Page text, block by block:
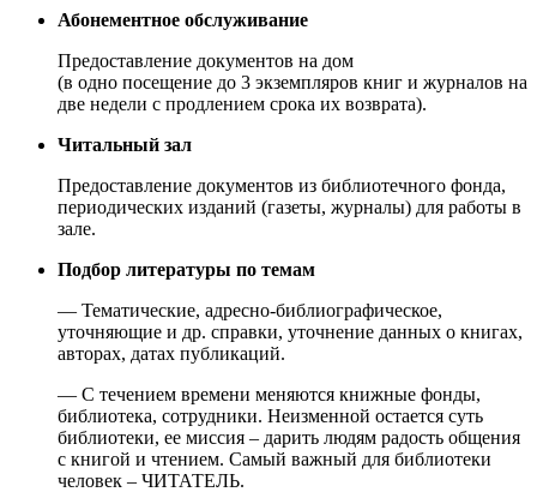
Абонементное обслуживание
Предоставление документов на дом
(в одно посещение до 3 экземпляров книг и журналов на
две недели с продлением срока их возврата).
Читальный зал
Предоставление документов из библиотечного фонда,
периодических изданий (газеты, журналы) для работы в
зале.
Подбор литературы по темам
— Тематические, адресно-библиографическое,
уточняющие и др. справки, уточнение данных о книгах,
авторах, датах публикаций.
— С течением времени меняются книжные фонды,
библиотека, сотрудники. Неизменной остается суть
библиотеки, ее миссия – дарить людям радость общения
с книгой и чтением. Самый важный для библиотеки
человек – ЧИТАТЕЛЬ.